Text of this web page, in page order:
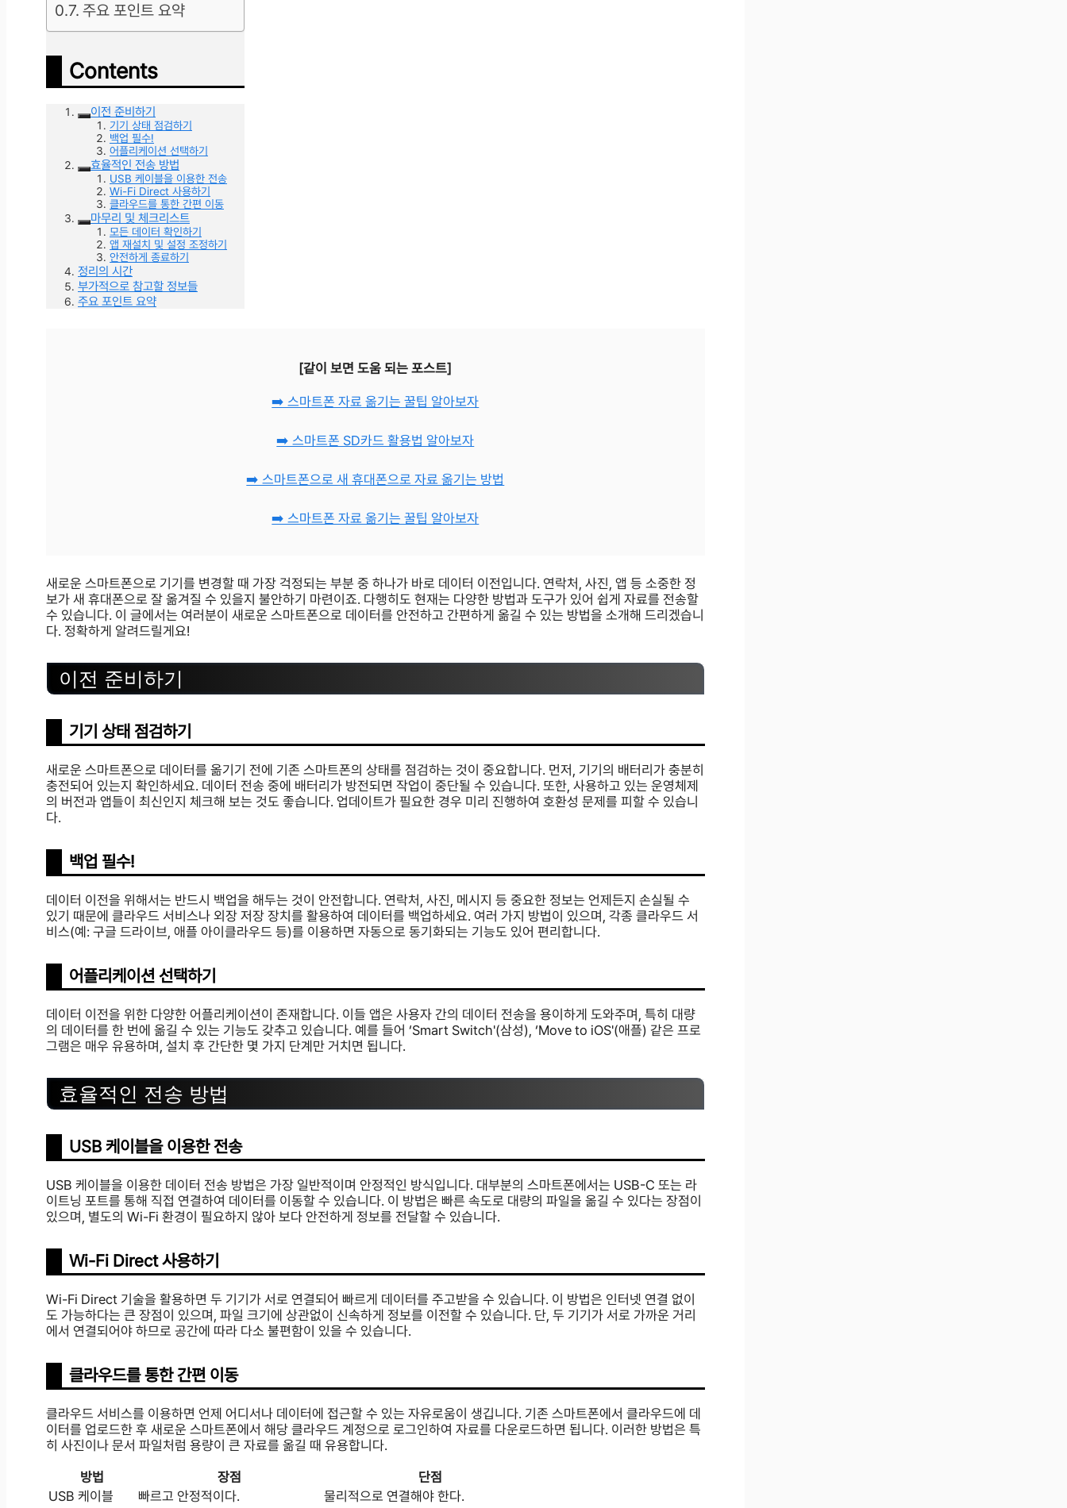
주요 포인트 요약
Contents
이전 준비하기
기기 상태 점검하기
백업 필수!
어플리케이션 선택하기
효율적인 전송 방법
USB 케이블을 이용한 전송
Wi-Fi Direct 사용하기
클라우드를 통한 간편 이동
마무리 및 체크리스트
모든 데이터 확인하기
앱 재설치 및 설정 조정하기
안전하게 종료하기
정리의 시간
부가적으로 참고할 정보들
주요 포인트 요약
[같이 보면 도움 되는 포스트]
➡️ 스마트폰 자료 옮기는 꿀팁 알아보자
➡️ 스마트폰 SD카드 활용법 알아보자
➡️ 스마트폰으로 새 휴대폰으로 자료 옮기는 방법
➡️ 스마트폰 자료 옮기는 꿀팁 알아보자
새로운 스마트폰으로 기기를 변경할 때 가장 걱정되는 부분 중 하나가 바로 데이터 이전입니다. 연락처, 사진, 앱 등 소중한 정
보가 새 휴대폰으로 잘 옮겨질 수 있을지 불안하기 마련이죠. 다행히도 현재는 다양한 방법과 도구가 있어 쉽게 자료를 전송할
수 있습니다. 이 글에서는 여러분이 새로운 스마트폰으로 데이터를 안전하고 간편하게 옮길 수 있는 방법을 소개해 드리겠습니
다. 정확하게 알려드릴게요!
이전 준비하기
기기 상태 점검하기
새로운 스마트폰으로 데이터를 옮기기 전에 기존 스마트폰의 상태를 점검하는 것이 중요합니다. 먼저, 기기의 배터리가 충분히
충전되어 있는지 확인하세요. 데이터 전송 중에 배터리가 방전되면 작업이 중단될 수 있습니다. 또한, 사용하고 있는 운영체제
의 버전과 앱들이 최신인지 체크해 보는 것도 좋습니다. 업데이트가 필요한 경우 미리 진행하여 호환성 문제를 피할 수 있습니
다.
백업 필수!
데이터 이전을 위해서는 반드시 백업을 해두는 것이 안전합니다. 연락처, 사진, 메시지 등 중요한 정보는 언제든지 손실될 수
있기 때문에 클라우드 서비스나 외장 저장 장치를 활용하여 데이터를 백업하세요. 여러 가지 방법이 있으며, 각종 클라우드 서
비스(예: 구글 드라이브, 애플 아이클라우드 등)를 이용하면 자동으로 동기화되는 기능도 있어 편리합니다.
어플리케이션 선택하기
데이터 이전을 위한 다양한 어플리케이션이 존재합니다. 이들 앱은 사용자 간의 데이터 전송을 용이하게 도와주며, 특히 대량
의 데이터를 한 번에 옮길 수 있는 기능도 갖추고 있습니다. 예를 들어 ‘Smart Switch'(삼성), ‘Move to iOS'(애플) 같은 프로
그램은 매우 유용하며, 설치 후 간단한 몇 가지 단계만 거치면 됩니다.
효율적인 전송 방법
USB 케이블을 이용한 전송
USB 케이블을 이용한 데이터 전송 방법은 가장 일반적이며 안정적인 방식입니다. 대부분의 스마트폰에서는 USB-C 또는 라
이트닝 포트를 통해 직접 연결하여 데이터를 이동할 수 있습니다. 이 방법은 빠른 속도로 대량의 파일을 옮길 수 있다는 장점이
있으며, 별도의 Wi-Fi 환경이 필요하지 않아 보다 안전하게 정보를 전달할 수 있습니다.
Wi-Fi Direct 사용하기
Wi-Fi Direct 기술을 활용하면 두 기기가 서로 연결되어 빠르게 데이터를 주고받을 수 있습니다. 이 방법은 인터넷 연결 없이
도 가능하다는 큰 장점이 있으며, 파일 크기에 상관없이 신속하게 정보를 이전할 수 있습니다. 단, 두 기기가 서로 가까운 거리
에서 연결되어야 하므로 공간에 따라 다소 불편함이 있을 수 있습니다.
클라우드를 통한 간편 이동
클라우드 서비스를 이용하면 언제 어디서나 데이터에 접근할 수 있는 자유로움이 생깁니다. 기존 스마트폰에서 클라우드에 데
이터를 업로드한 후 새로운 스마트폰에서 해당 클라우드 계정으로 로그인하여 자료를 다운로드하면 됩니다. 이러한 방법은 특
히 사진이나 문서 파일처럼 용량이 큰 자료를 옮길 때 유용합니다.
방법
장점
단점
USB 케이블
빠르고 안정적이다.
물리적으로 연결해야 한다.